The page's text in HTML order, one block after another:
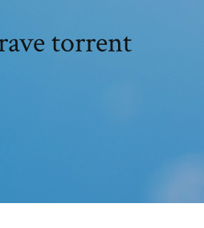
torrent